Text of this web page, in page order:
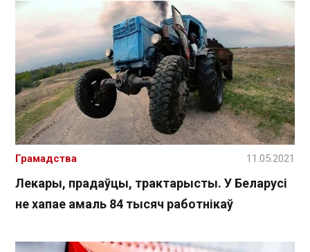
Лекары, прадаўцы, трактарысты. У Беларусі
не хапае амаль 84 тысяч работнікаў
Грамадства 11.05.2021